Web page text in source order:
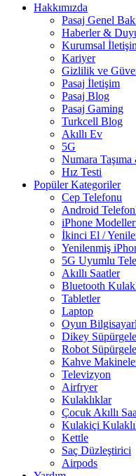
Hakkımızda
Pasaj Genel
Haberler &
Kurumsal
Kariyer
Gizlilik ve
Pasaj İletişim
Pasaj Blog
Pasaj Gaming
Turkcell Blog
Akıllı Ev
5G
Numara Taşıma
Hız Testi
Popüler Kategoriler
Cep Telefonu
Android
iPhone
İkinci El /
Yenilenmiş
5G Uyumlu
Akıllı Saatler
Bluetooth
Tabletler
Laptop
Oyun
Dikey
Robot
Kahve
Televizyon
Airfryer
Kulaklıklar
Çocuk Akıllı
Kulakiçi
Kettle
Saç Düzleştirici
Airpods